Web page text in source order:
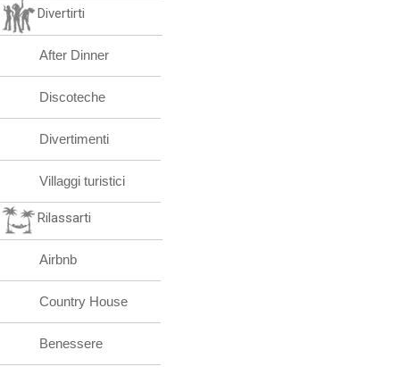
Divertirti
After Dinner
Discoteche
Divertimenti
Villaggi turistici
Rilassarti
Airbnb
Country House
Benessere